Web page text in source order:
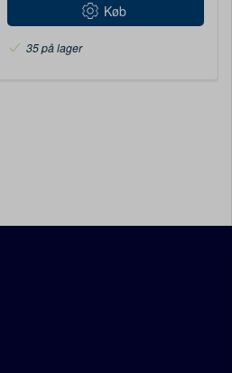
Køb
35 på lager